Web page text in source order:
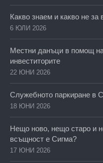
Какво знаем и какво не
6 ЮЛИ 2026
Местни данъци в помощ
инвеститорите
22 ЮНИ 2026
Служебното паркиране в
18 ЮНИ 2026
Нещо ново, нещо старо и
всъщност е Сигма?
17 ЮНИ 2026